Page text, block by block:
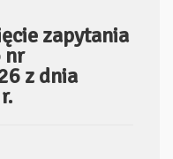
zapytania
nr
z dnia